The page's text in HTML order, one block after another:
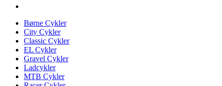
Børne Cykler
City Cykler
Classic Cykler
EL Cykler
Gravel Cykler
Ladcykler
MTB Cykler